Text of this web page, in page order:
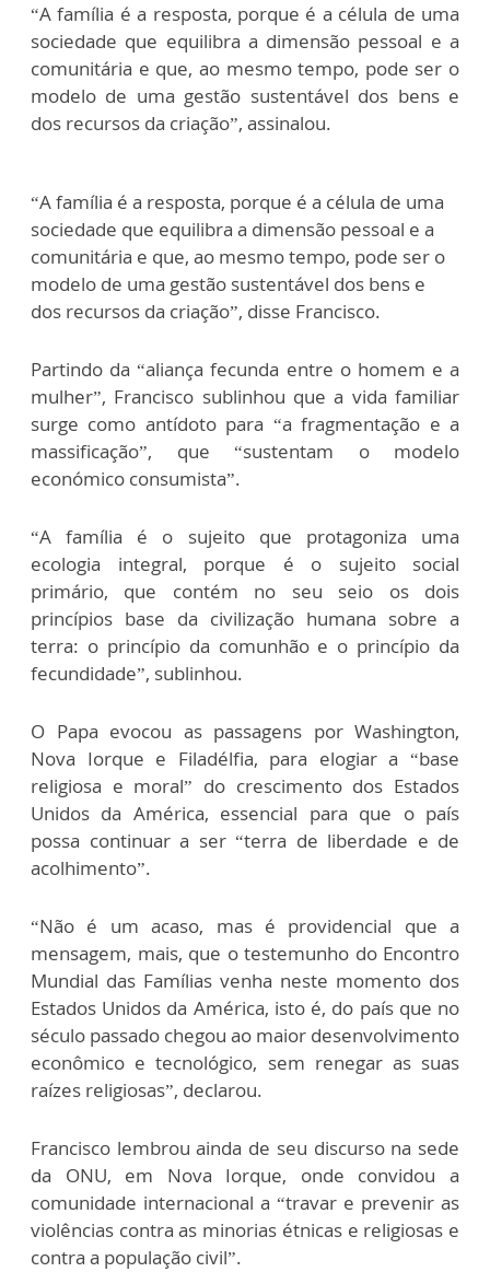
“A família é a resposta, porque é a célula de uma
sociedade que equilibra a dimensão pessoal e a
comunitária e que, ao mesmo tempo, pode ser o
modelo de uma gestão sustentável dos bens e
dos recursos da criação”, assinalou.
“A família é a resposta, porque é a célula de uma
sociedade que equilibra a dimensão pessoal e a
comunitária e que, ao mesmo tempo, pode ser o
modelo de uma gestão sustentável dos bens e
dos recursos da criação”, disse Francisco.
Partindo da “aliança fecunda entre o homem e a
mulher”, Francisco sublinhou que a vida familiar
surge como antídoto para “a fragmentação e a
massificação”, que “sustentam o modelo
económico consumista”.
“A família é o sujeito que protagoniza uma
ecologia integral, porque é o sujeito social
primário, que contém no seu seio os dois
princípios base da civilização humana sobre a
terra: o princípio da comunhão e o princípio da
fecundidade”, sublinhou.
O Papa evocou as passagens por Washington,
Nova Iorque e Filadélfia, para elogiar a “base
religiosa e moral” do crescimento dos Estados
Unidos da América, essencial para que o país
possa continuar a ser “terra de liberdade e de
acolhimento”.
“Não é um acaso, mas é providencial que a
mensagem, mais, que o testemunho do Encontro
Mundial das Famílias venha neste momento dos
Estados Unidos da América, isto é, do país que no
século passado chegou ao maior desenvolvimento
econômico e tecnológico, sem renegar as suas
raízes religiosas”, declarou.
Francisco lembrou ainda de seu discurso na sede
da ONU, em Nova Iorque, onde convidou a
comunidade internacional a “travar e prevenir as
violências contra as minorias étnicas e religiosas e
contra a população civil”.